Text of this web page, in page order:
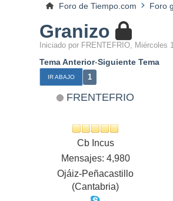
Foro de Tiempo.com Foro
Granizo
Iniciado por FRENTEFRIO, Miércoles
Tema Anterior-Siguiente Tema
IR ABAJO 1
FRENTEFRIO
Cb Incus
Mensajes: 4,980
Ojáiz-Peñacastillo
(Cantabria)